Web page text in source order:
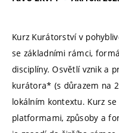
Kurz Kurátorství v
se základními rámci,
disciplíny. Osvětlí vznik a
kurátora* (s důrazem na
lokálním kontextu. Kurz
platformami, způsoby a